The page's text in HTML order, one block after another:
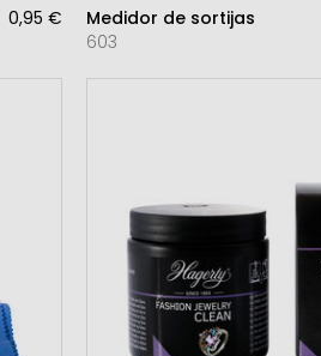
0,95 €
Medidor de sortijas
603